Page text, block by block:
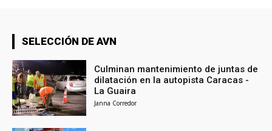
SELECCIÓN DE AVN
Culminan mantenimiento de juntas de
dilatación en la autopista Caracas -
La Guaira
Janna Corredor